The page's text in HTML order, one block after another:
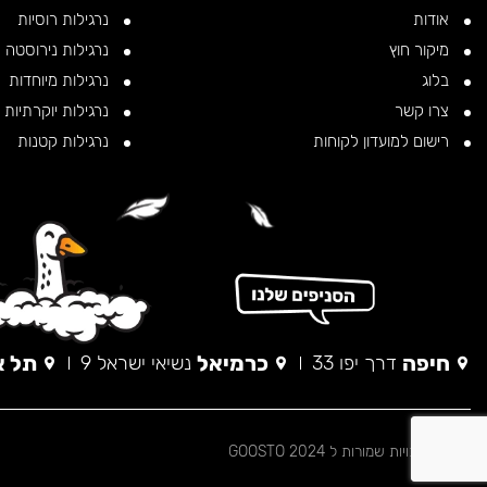
אודות
מיקור חוץ
בלוג
צרו קשר
רישום למועדון לקוחות
נרגילות רוסיות
נרגילות נירוסטה
נרגילות מיוחדות
נרגילות יוקרתיות
נרגילות קטנות
חיפה דרך יפו 33 כרמיאל נשיאי ישראל 9 תל
© כל הזכויות שמורות ל 2024 GOOSTO